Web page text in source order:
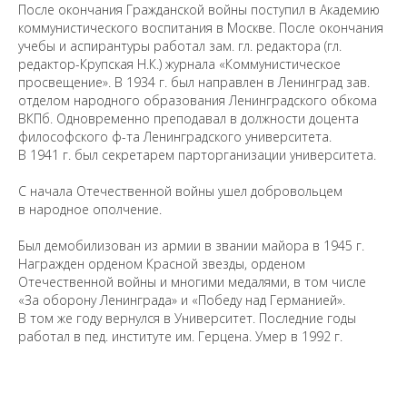
После окончания Гражданской войны поступил в Академию
коммунистического воспитания в Москве. После окончания
учебы и аспирантуры работал зам. гл. редактора (гл.
редактор-Крупская Н.К.) журнала «Коммунистическое
просвещение». В 1934 г. был направлен в Ленинград зав.
отделом народного образования Ленинградского обкома
ВКПб. Одновременно преподавал в должности доцента
философского ф-та Ленинградского университета.
В 1941 г. был секретарем парторганизации университета.
С начала Отечественной войны ушел добровольцем
в народное ополчение.
Был демобилизован из армии в звании майора в 1945 г.
Награжден орденом Красной звезды, орденом
Отечественной войны и многими медалями, в том числе
«За оборону Ленинграда» и «Победу над Германией».
В том же году вернулся в Университет. Последние годы
работал в пед. институте им. Герцена. Умер в 1992 г.
Предложить
дополнения к материалу
Политика СПбГУ в отношении обработки
Saint Petersburg State University © 2026
Уважаемые универсанты и гости! Если
вы заметили неточность в опубликованных
сведениях, пожалуйста, сообщите об этом
на электронный адресpro@spbu.ru
Санкт-Петербургский государственный университет©
2026